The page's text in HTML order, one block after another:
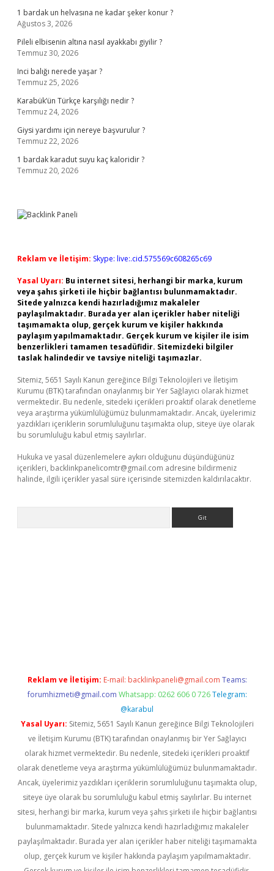
1 bardak un helvasına ne kadar şeker konur ?
Ağustos 3, 2026
Pileli elbisenin altına nasıl ayakkabı giyilir ?
Temmuz 30, 2026
Inci balığı nerede yaşar ?
Temmuz 25, 2026
Karabük’ün Türkçe karşılığı nedir ?
Temmuz 24, 2026
Giysi yardımı için nereye başvurulur ?
Temmuz 22, 2026
1 bardak karadut suyu kaç kaloridir ?
Temmuz 20, 2026
Reklam ve İletişim: Skype: live:.cid.575569c608265c69
Yasal Uyarı: Bu internet sitesi, herhangi bir marka, kurum
veya şahıs şirketi ile hiçbir bağlantısı bulunmamaktadır.
Sitede yalnızca kendi hazırladığımız makaleler
paylaşılmaktadır. Burada yer alan içerikler haber niteliği
taşımamakta olup, gerçek kurum ve kişiler hakkında
paylaşım yapılmamaktadır. Gerçek kurum ve kişiler ile isim
benzerlikleri tamamen tesadüfidir. Sitemizdeki bilgiler
taslak halindedir ve tavsiye niteliği taşımazlar.
Sitemiz, 5651 Sayılı Kanun gereğince Bilgi Teknolojileri ve İletişim
Kurumu (BTK) tarafından onaylanmış bir Yer Sağlayıcı olarak hizmet
vermektedir. Bu nedenle, sitedeki içerikleri proaktif olarak denetleme
veya araştırma yükümlülüğümüz bulunmamaktadır. Ancak, üyelerimiz
yazdıkları içeriklerin sorumluluğunu taşımakta olup, siteye üye olarak
bu sorumluluğu kabul etmiş sayılırlar.
Hukuka ve yasal düzenlemelere aykırı olduğunu düşündüğünüz
içerikleri, backlinkpanelicomtr@gmail.com adresine bildirmeniz
halinde, ilgili içerikler yasal süre içerisinde sitemizden kaldırılacaktır.
Reklam ve İletişim: E-mail: backlinkpaneli@gmail.com Teams:
forumhizmeti@gmail.com Whatsapp: 0262 606 0 726 Telegram:
@karabul
Yasal Uyarı: Sitemiz, 5651 Sayılı Kanun gereğince Bilgi Teknolojileri
ve İletişim Kurumu (BTK) tarafından onaylanmış bir Yer Sağlayıcı
olarak hizmet vermektedir. Bu nedenle, sitedeki içerikleri proaktif
olarak denetleme veya araştırma yükümlülüğümüz bulunmamaktadır.
Ancak, üyelerimiz yazdıkları içeriklerin sorumluluğunu taşımakta olup,
siteye üye olarak bu sorumluluğu kabul etmiş sayılırlar. Bu internet
sitesi, herhangi bir marka, kurum veya şahıs şirketi ile hiçbir bağlantısı
bulunmamaktadır. Sitede yalnızca kendi hazırladığımız makaleler
paylaşılmaktadır. Burada yer alan içerikler haber niteliği taşımamakta
olup, gerçek kurum ve kişiler hakkında paylaşım yapılmamaktadır.